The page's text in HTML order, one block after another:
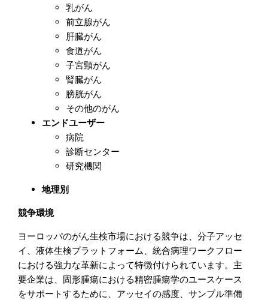
乳がん
前立腺がん
肝臓がん
食道がん
子宮頸がん
腎臓がん
膀胱がん
その他のがん
エンドユーザー
病院
診断センター
研究機関
地理別
競争環境
ヨーロッパのがん生検市場における競争は、分子アッセ
イ、液体生検プラットフォーム、統合病理ワークフロー
における強力な革新によって特徴付けられています。主
要企業は、固形腫瘍における精密腫瘍学のユースケース
をサポートするために、アッセイの感度、サンプル準備